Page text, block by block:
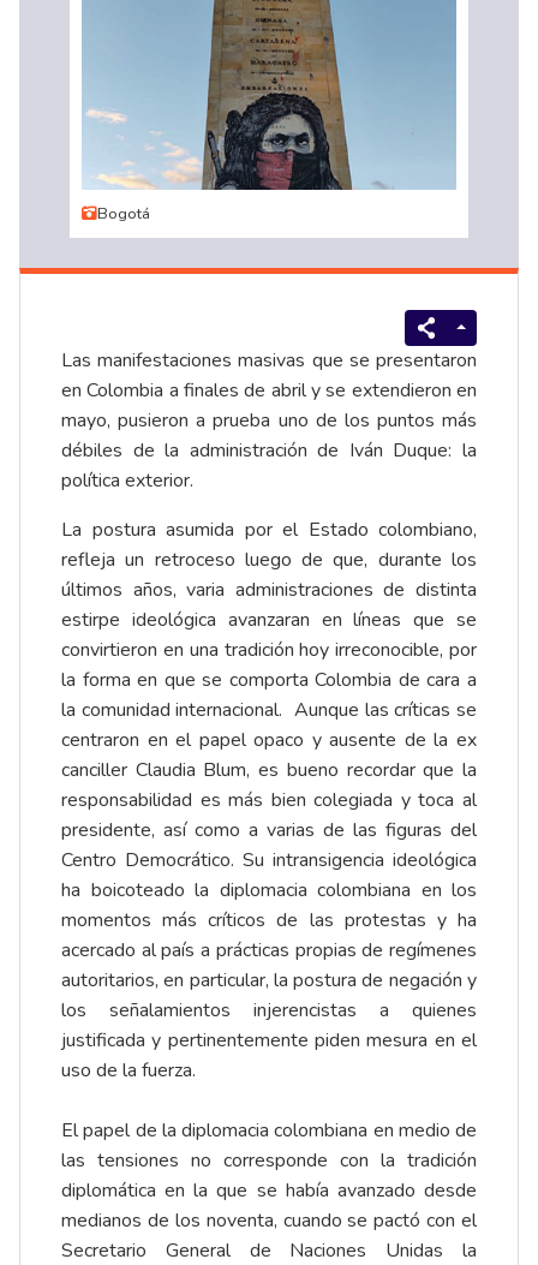
Bogotá
Las manifestaciones masivas que se presentaron
en Colombia a finales de abril y se extendieron en
mayo, pusieron a prueba uno de los puntos más
débiles de la administración de Iván Duque: la
política exterior.
La postura asumida por el Estado colombiano,
refleja un retroceso luego de que, durante los
últimos años, varia administraciones de distinta
estirpe ideológica avanzaran en líneas que se
convirtieron en una tradición hoy irreconocible, por
la forma en que se comporta Colombia de cara a
la comunidad internacional. Aunque las críticas se
centraron en el papel opaco y ausente de la ex
canciller Claudia Blum, es bueno recordar que la
responsabilidad es más bien colegiada y toca al
presidente, así como a varias de las figuras del
Centro Democrático. Su intransigencia ideológica
ha boicoteado la diplomacia colombiana en los
momentos más críticos de las protestas y ha
acercado al país a prácticas propias de regímenes
autoritarios, en particular, la postura de negación y
los señalamientos injerencistas a quienes
justificada y pertinentemente piden mesura en el
uso de la fuerza.
El papel de la diplomacia colombiana en medio de
las tensiones no corresponde con la tradición
diplomática en la que se había avanzado desde
medianos de los noventa, cuando se pactó con el
Secretario General de Naciones Unidas la